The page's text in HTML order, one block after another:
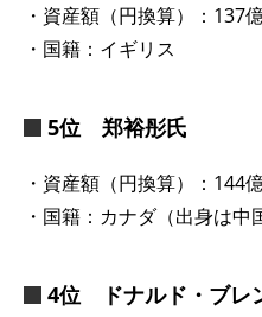
・資産額（円換算）：137
・国籍：イギリス
5位 郑裕彤氏
・資産額（円換算）：144
・国籍：カナダ（出身は中
4位 ドナルド・ブレ